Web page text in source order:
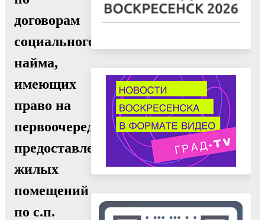
договорам
социального
найма,
имеющих
право на
первоочередное
предоставление
жилых
помещений
по с.п.